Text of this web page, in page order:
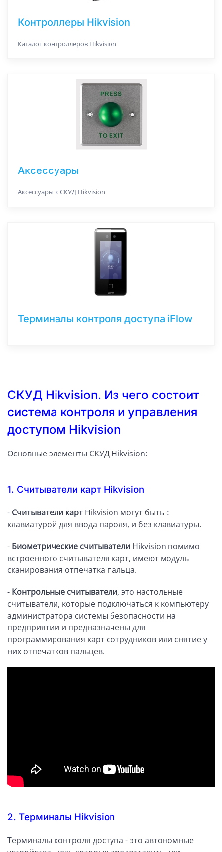
Контроллеры Hikvision
Каталог контроллеров Hikvision
Аксессуары
Аксессуары к СКУД Hikvision
Терминалы контроля доступа iFlow
СКУД Hikvision. Из чего состоит
система контроля и управления
доступом Hikvision
Основные элементы СКУД Hikvision:
1. Считыватели карт Hikvision
- Считыватели карт Hikvision могут быть с
клавиатурой для ввода пароля, и без клавиатуры.
- Биометрические считыватели Hikvision помимо
встроенного считывателя карт, имеют модуль
сканирования отпечатка пальца.
- Контрольные считыватели, это настольные
считыватели, которые подключаться к компьютеру
администратора системы безопасности на
предприятии и предназначены для
программирования карт сотрудников или снятие у
них отпечатков пальцев.
2. Терминалы Hikvision
Терминалы контроля доступа - это автономные